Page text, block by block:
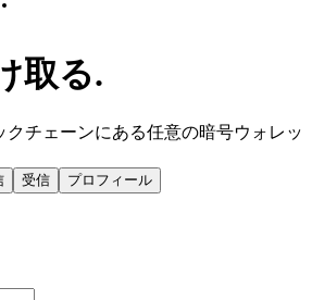
取る.
クチェーンにある任意の暗号ウォレッ
受信 プロフィール